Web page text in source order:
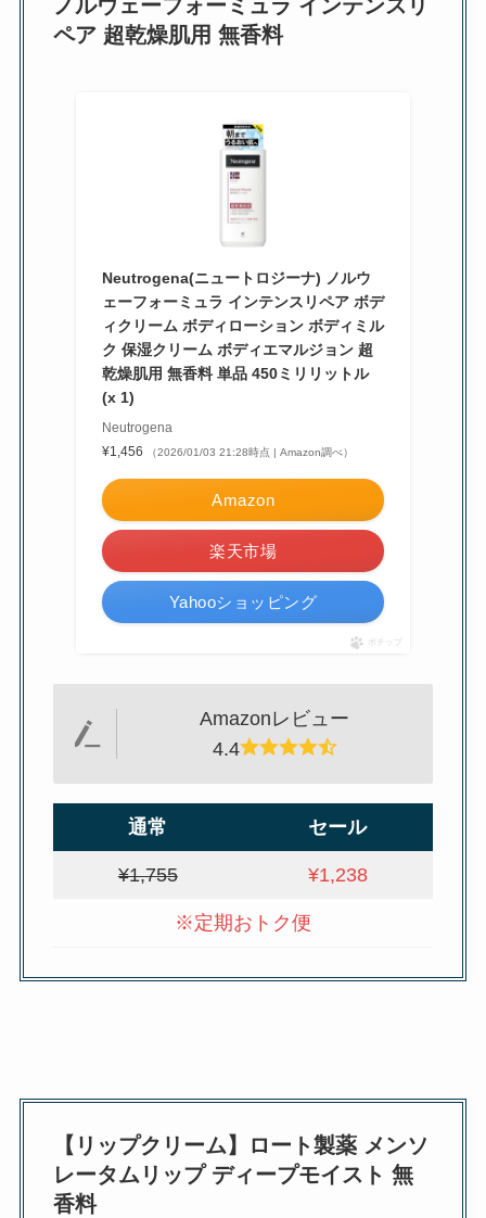
ノルウェーフォーミュラ インテンスリ
ペア 超乾燥肌用 無香料
Neutrogena(ニュートロジーナ) ノルウ
ェーフォーミュラ インテンスリペア ボデ
ィクリーム ボディローション ボディミル
ク 保湿クリーム ボディエマルジョン 超
乾燥肌用 無香料 単品 450ミリリットル
(x 1)
Neutrogena
¥1,456
（2026/01/03 21:28時点 | Amazon調べ）
Amazon
楽天市場
Yahooショッピング
ポチップ
Amazonレビュー
4.4
通常 セール
¥1,755 ¥1,238
※定期おトク便
【リップクリーム】ロート製薬 メンソ
レータムリップ ディープモイスト 無
香料